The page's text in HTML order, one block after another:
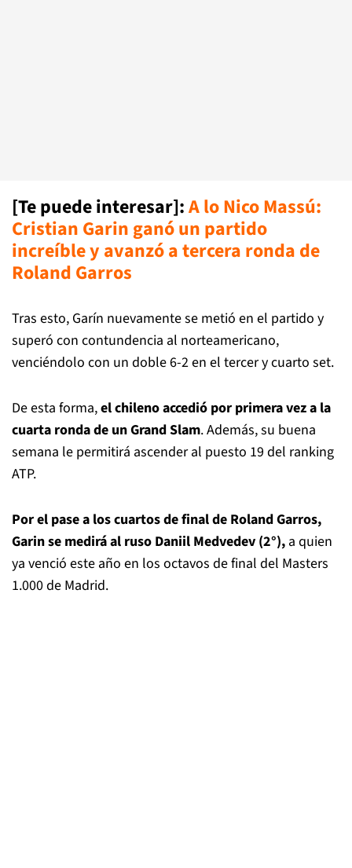
[Te puede interesar]:A lo Nico Massú:
Cristian Garin ganó un partido
increíble y avanzó a tercera ronda de
Roland Garros
Tras esto, Garín nuevamente se metió en el partido y
superó con contundencia al norteamericano,
venciéndolo con un doble 6-2 en el tercer y cuarto set.
De esta forma,el chileno accedió por primera vez a la
cuarta ronda de un Grand Slam. Además, su buena
semana le permitirá ascender al puesto 19 del ranking
ATP.
Por el pase a los cuartos de final de Roland Garros,
Garin se medirá al ruso Daniil Medvedev (2°), a quien
ya venció este año en los octavos de final del Masters
1.000 de Madrid.